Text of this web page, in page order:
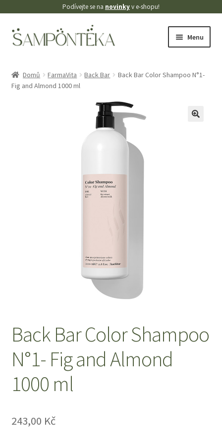
Podívejte se na novinkyv e-shopu!
Přeskočit
na
Přejít
k
Menu
Blog
Pokladna
Reklamace
Zásady ochrany osobních údajů
Domů FarmaVita Back Bar
Back Bar Color Shampoo N°1-
Fig and Almond 1000 ml
Back Bar Color Shampoo
N°1- Fig and Almond
1000 ml
243,00 Kč